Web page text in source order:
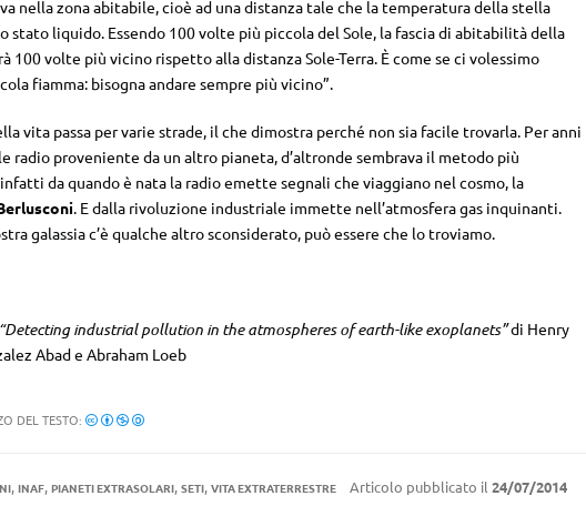
nella zona abitabile, cioè ad una distanza tale che la temperatura della stella
stato liquido. Essendo 100 volte più piccola del Sole, la fascia di abitabilità della
100 volte più vicino rispetto alla distanza Sole-Terra. È come se ci volessimo
fiamma: bisogna andare sempre più vicino”.
vita passa per varie strade, il che dimostra perché non sia facile trovarla. Per anni
radio proveniente da un altro pianeta, d’altronde sembrava il metodo più
da quando è nata la radio emette segnali che viaggiano nel cosmo, la
. E dalla rivoluzione industriale immette nell’atmosfera gas inquinanti.
galassia c’è qualche altro sconsiderato, può essere che lo troviamo.
“Detecting industrial pollution in the atmospheres of earth-like exoplanets”di Henry
Abad e Abraham Loeb
DEL TESTO:
, INAF, PIANETI EXTRASOLARI, SETI, VITA EXTRATERRESTRE Articolo pubblicato il 24/07/2014